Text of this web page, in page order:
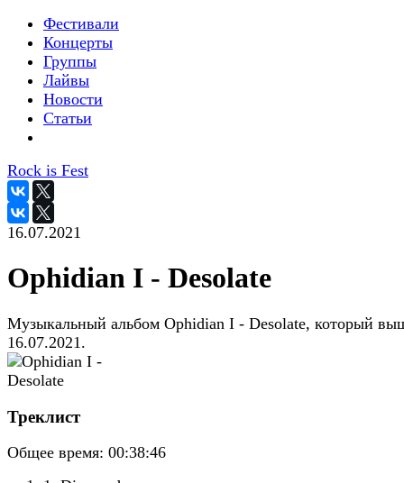
Фестивали
Концерты
Группы
Лайвы
Новости
Статьи
Rock is Fest
16.07.2021
Ophidian I - Desolate
Музыкальный альбом Ophidian I - Desolate, который
16.07.2021.
Треклист
Общее время: 00:38:46